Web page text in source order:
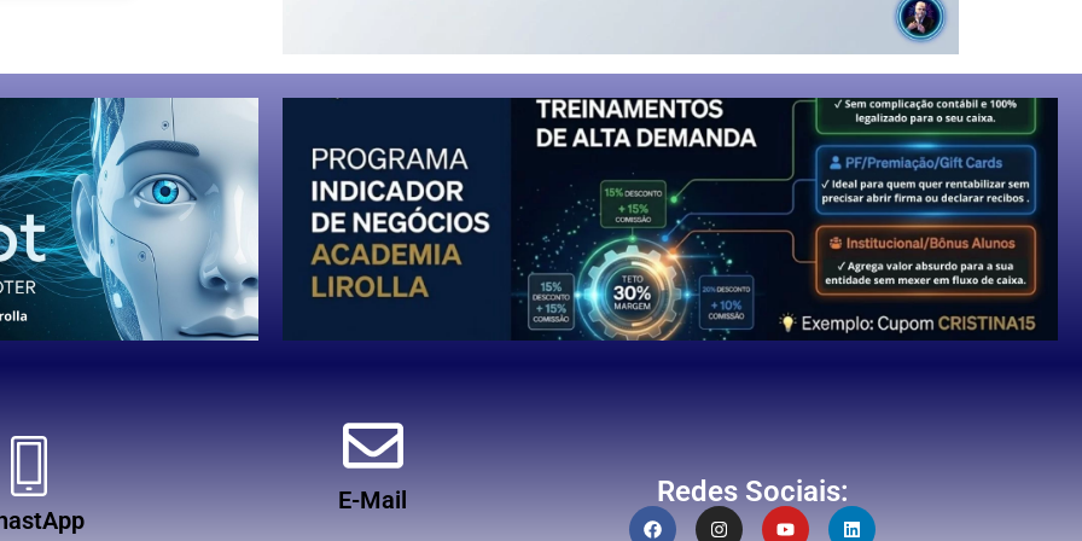
E-Mail Redes Sociais: